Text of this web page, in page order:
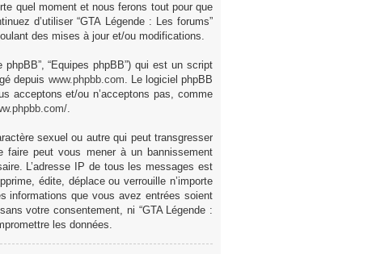
quel moment et nous ferons tout pour que
d’utiliser “GTA Légende : Les forums”
des mises à jour et/ou modifications.
phpBB”, “Equipes phpBB”) qui est un script
depuis www.phpbb.com. Le logiciel phpBB
acceptons et/ou n’acceptons pas, comme
.
sexuel ou autre qui peut transgresser
faire peut vous mener à un bannissement
L’adresse IP de tous les messages est
édite, déplace ou verrouille n’importe
informations que vous avez entrées soient
votre consentement, ni “GTA Légende :
les données.